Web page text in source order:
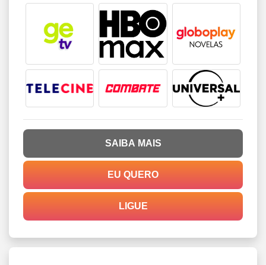
SAIBA MAIS
EU QUERO
LIGUE